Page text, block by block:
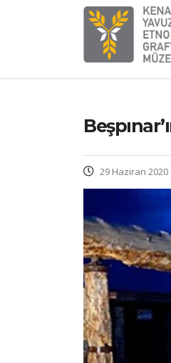
29 Haziran 2020